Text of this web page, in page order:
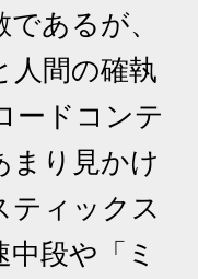
あるが、
人間の確執
ードコンテ
まり見かけ
ティックス
段や「ミ